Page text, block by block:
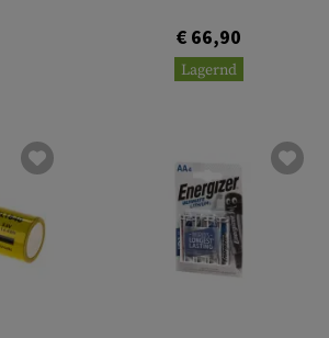
€ 66,90
Lagernd